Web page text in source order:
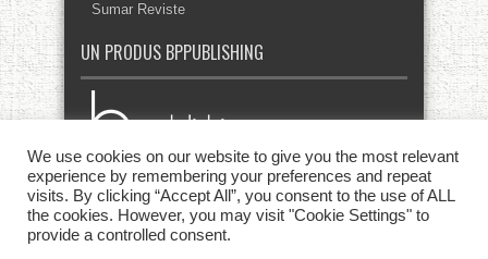
Sumar Reviste
UN PRODUS BPPUBLISHING
We use cookies on our website to give you the most relevant
experience by remembering your preferences and repeat
visits. By clicking “Accept All”, you consent to the use of ALL
the cookies. However, you may visit "Cookie Settings" to
provide a controlled consent.